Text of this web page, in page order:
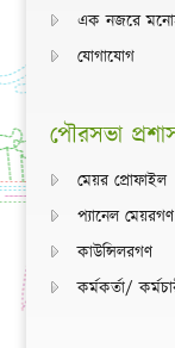
এক নজরে
যোগাযোগ
পৌরসভা
মেয়র প্রোফাইল
প্যানেল মেয়রগণ
কাউন্সিলরগণ
কর্মকর্তা/